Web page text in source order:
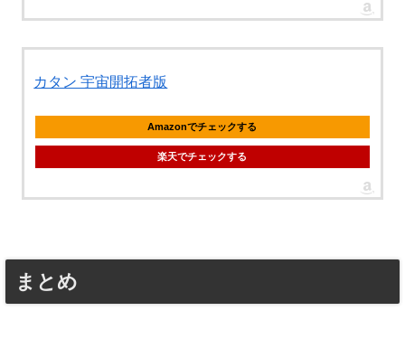
カタン 宇宙開拓者版
Amazonでチェックする
楽天でチェックする
まとめ